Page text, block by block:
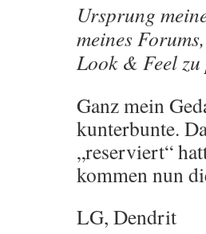
Ursprung
meines
Look & Feel zu
Ganz mein
kunterbunte.
„reserviert“
kommen nun
LG, Dendrit